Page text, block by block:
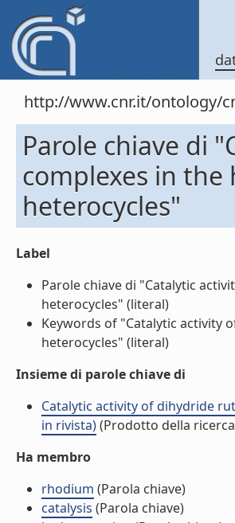
http://www.cnr.it/ontology/
Parole chiave di
complexes in
heterocycles"
Label
Parole chiave di "Catalytic
heterocycles" (literal)
Keywords of "Catalytic activity
heterocycles" (literal)
Insieme di parole chiave di
Catalytic activity of dihydride
in rivista)(Prodotto della
Ha membro
rhodium (Parola chiave)
catalysis (Parola chiave)